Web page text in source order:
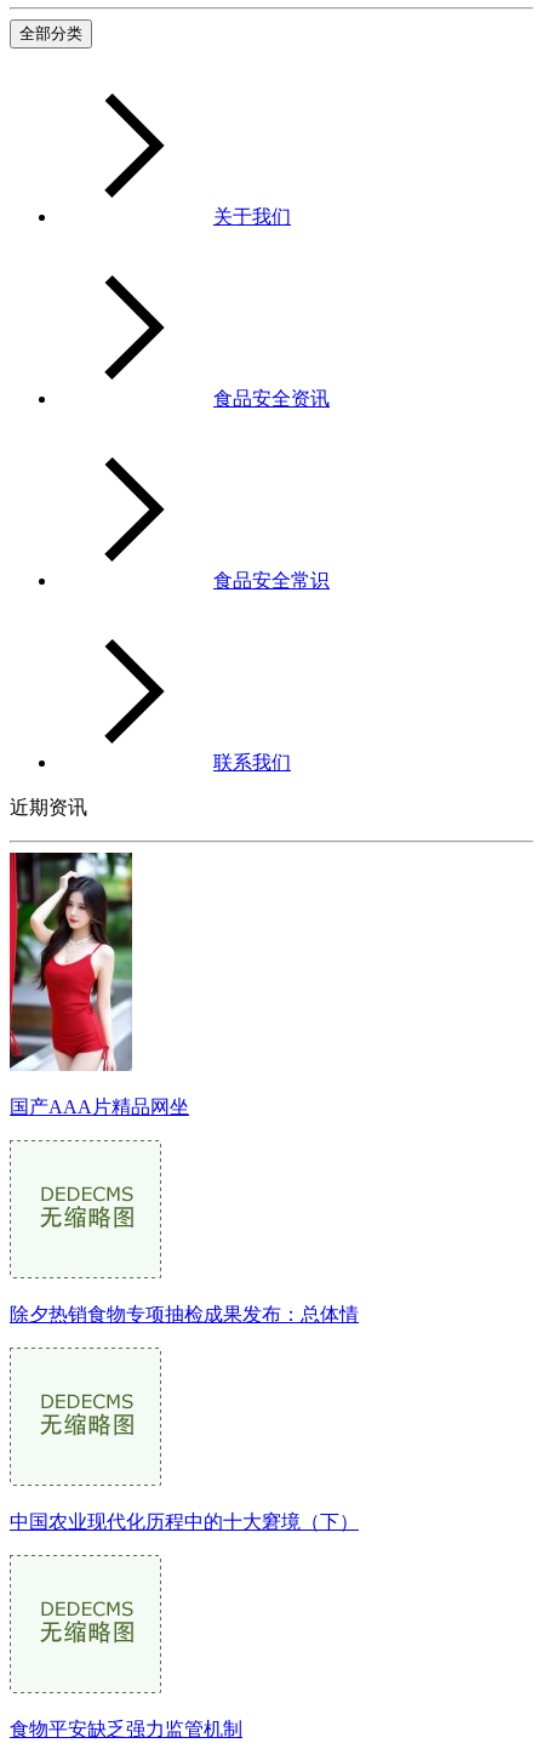
全部分类
关于我们
食品安全资讯
食品安全常识
联系我们
近期资讯
国产AAA片精品网坐
除夕热销食物专项抽检成果发布：总体情
中国农业现代化历程中的十大窘境（下）
食物平安缺乏强力监管机制